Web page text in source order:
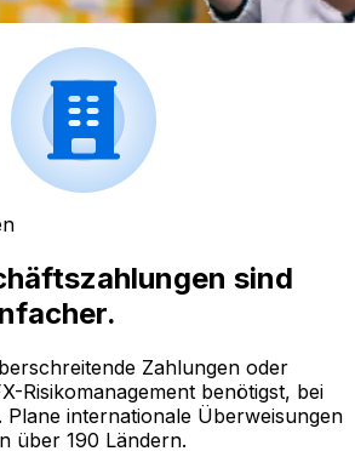
sind
Zahlungen oder
Risikomanagement benötigst, bei
Plane internationale Überweisungen
über 190 Ländern.